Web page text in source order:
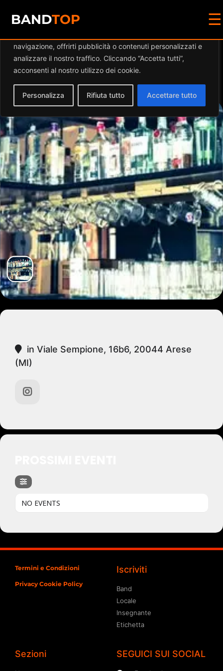
Diamo valore alla tua privacy
navigazione, offrirti pubblicità o contenuti personalizzati e
analizzare il nostro traffico. Cliccando “Accetta tutti”,
acconsenti al nostro utilizzo dei cookie.
Personalizza Rifiuta tutto Accettare tutto
BANDTOP ☰
Events by this
organizer
in Viale Sempione, 16b6, 20044 Arese
(MI)
NO EVENTS
Termini e Condizioni
Privacy Cookie Policy
Iscriviti
Band
Locale
Insegnante
Etichetta
Sezioni SEGUICI SUI SOCIAL